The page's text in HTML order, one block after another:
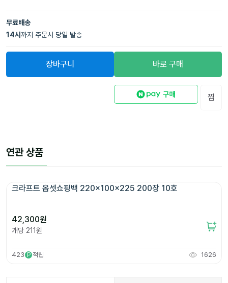
무료배송
14시 까지 주문시 당일 발송
장바구니 바로 구매
찜
연관 상품
크라프트 옵셋쇼핑백 220x100x225 200장 10호
42,300원
개당 211원
423 P 적립 1626